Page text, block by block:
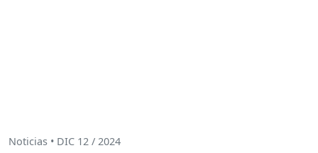
Noticias • DIC 12 / 2024